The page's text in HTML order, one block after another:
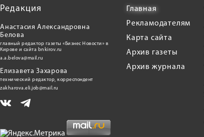
Редакция
Анастасия Александровна
Белова
главный редактор газеты «Бизнес Новости» в
Кирове и сайта bnkirov.ru
a.a.belova@mail.ru
Елизавета Захарова
технический редактор, корреспондент
zakharova.eli.job@mail.ru
Главная
Рекламодателям
Карта сайта
Архив газеты
Архив журнала